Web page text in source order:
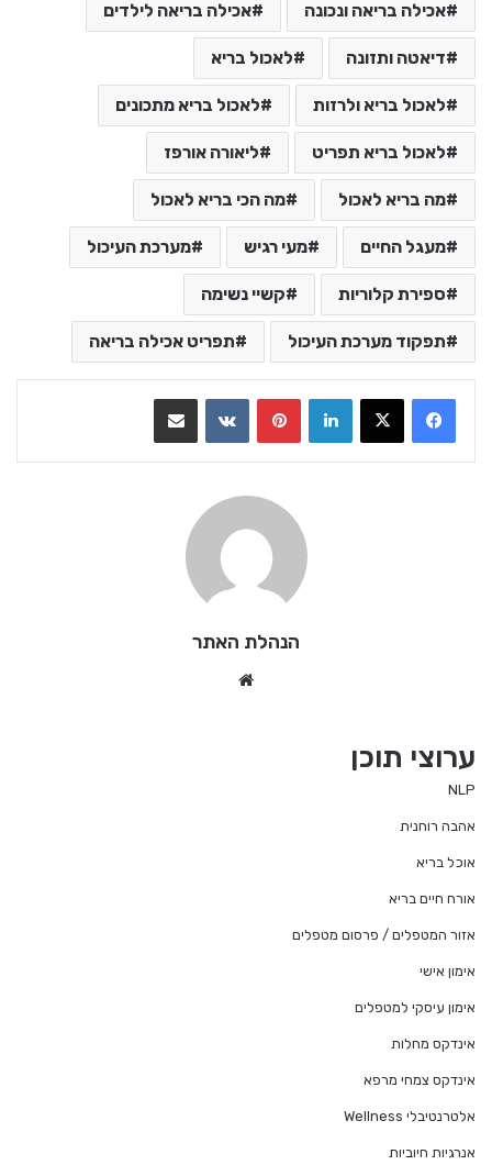
אכילה בריאה ונכונה אכילה בריאה לילדים
דיאטה ותזונה לאכול בריא
לאכול בריא ולרזות לאכול בריא מתכונים
לאכול בריא תפריט ליאורה אורפז
מה בריא לאכול מה הכי בריא לאכול
מעגל החיים מעי רגיש מערכת העיכול
ספירת קלוריות קשיי נשימה
תפקוד מערכת העיכול תפריט אכילה בריאה
LinkedIn
VKontakte
הנהלת האתר
ערוצי תוכן
NLP
אהבה רוחנית
אוכל בריא
אורח חיים בריא
אזור המטפלים / פרסום מטפלים
אימון אישי
אימון עיסקי למטפלים
אינדקס מחלות
אינדקס צמחי מרפא
אלטרנטיבלי Wellness
אנרגיות חיוביות